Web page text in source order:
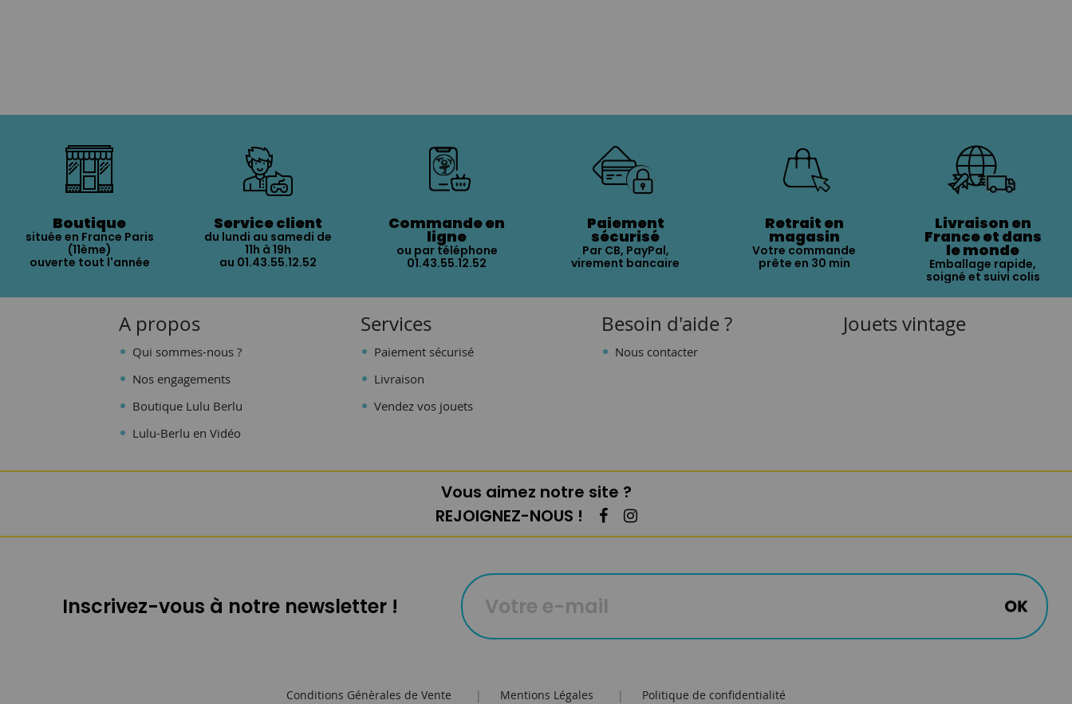
Boutique
située en France Paris
(11ème)
ouverte tout l'année
Service client
du lundi au samedi de
11h à 19h
au 01.43.55.12.52
Commande en
ligne
ou par téléphone
01.43.55.12.52
Paiement
sécurisé
Par CB, PayPal,
virement bancaire
Retrait en
magasin
Votre commande
prête en 30 min
Livraison en
France et dans
le monde
Emballage rapide,
soigné et suivi colis
A propos
Qui sommes-nous ?
Nos engagements
Boutique Lulu Berlu
Lulu-Berlu en Vidéo
Services
Paiement sécurisé
Livraison
Vendez vos jouets
Besoin d'aide ?
Nous contacter
Jouets vintage
Vous aimez notre site ?
REJOIGNEZ-NOUS !
Inscrivez-vous à notre newsletter !
Conditions Génèrales de Vente | Mentions Légales | Politique de confidentialité